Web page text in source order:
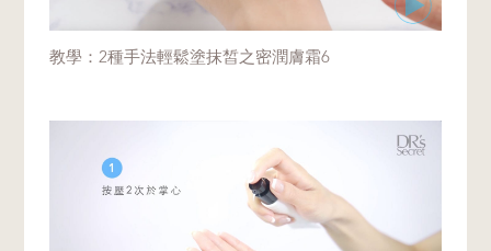
教學：2種手法輕鬆塗抹皙之密潤膚霜6